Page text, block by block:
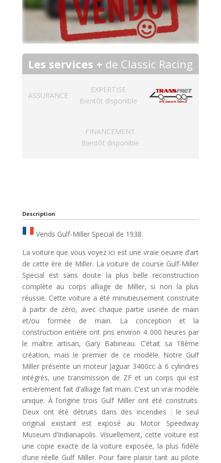
Les services + de Classic Racing
ASSURANCE
EXPERTISE
Bientôt disponible
FINANCEMENT
Bientôt disponible
Description
Vends Gulf-Miller Special de 1938.
La voiture que vous voyez ici est une vraie oeuvre d’art
de cette ère de Miller. La voiture de course Gulf-Miller
Special est sans doute la plus belle reconstruction
complète au corps alliage de Miller, si non la plus
réussie. Cette voiture a été minutieusement construite
à partir de zéro, avec chaque partie usinée de main
et/ou formée de main. La conception et la
construction entière ont pris environ 4 000 heures par
le maître artisan, Gary Babineau. C’était sa 18ème
création, mais le premier de ce modèle. Notre Gulf
Miller présente un moteur Jaguar 3400cc à 6 cylindres
intégrés, une transmission de ZF et un corps qui est
entièrement fait d’alliage fait main. C’est un vrai modèle
unique. À l’origine trois Gulf Miller ont été construits.
Deux ont été détruits dans des incendies : le seul
original existant est exposé au Motor Speedway
Museum d’Indianapolis. Visuellement, cette voiture est
une copie exacte de la voiture exposée, la plus fidèle
d’une réelle Gulf Miller. Pour faire plaisir tant au pilote